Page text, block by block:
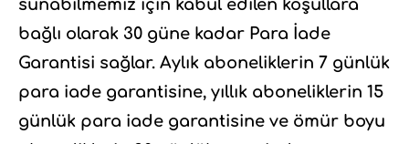
sunabilmemiz için kabul edilen koşullara
bağlı olarak 30 güne kadar Para İade
Garantisi sağlar. Aylık aboneliklerin 7 günlük
para iade garantisine, yıllık aboneliklerin 15
günlük para iade garantisine ve ömür boyu